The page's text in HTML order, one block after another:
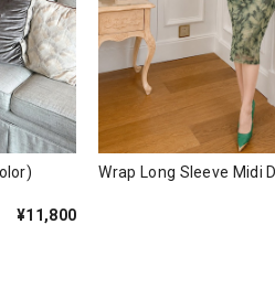
¥11,800
Wrap Long Sleeve